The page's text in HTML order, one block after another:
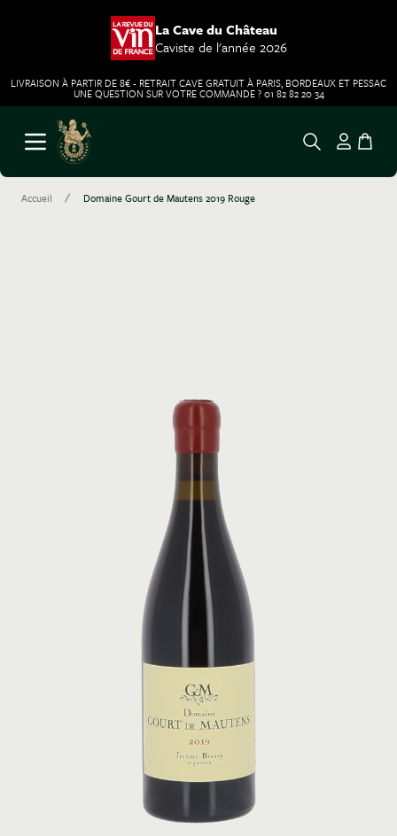
La Cave du Château
Caviste de l'année 2026
LIVRAISON À PARTIR DE 8€ - RETRAIT CAVE GRATUIT À PARIS, BORDEAUX ET PESSAC
UNE QUESTION SUR VOTRE COMMANDE ? 01 82 82 20 34
Aller au contenu
Ouvrir le menu
Accueil / Domaine Gourt de Mautens 2019 Rouge